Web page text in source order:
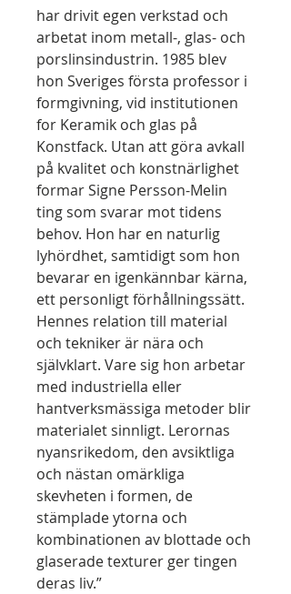
har drivit egen verkstad och
arbetat inom metall-, glas- och
porslinsindustrin. 1985 blev
hon Sveriges första professor i
formgivning, vid institutionen
for Keramik och glas på
Konstfack. Utan att göra avkall
på kvalitet och konstnärlighet
formar Signe Persson-Melin
ting som svarar mot tidens
behov. Hon har en naturlig
lyhördhet, samtidigt som hon
bevarar en igenkännbar kärna,
ett personligt förhållningssätt.
Hennes relation till material
och tekniker är nära och
självklart. Vare sig hon arbetar
med industriella eller
hantverksmässiga metoder blir
materialet sinnligt. Lerornas
nyansrikedom, den avsiktliga
och nästan omärkliga
skevheten i formen, de
stämplade ytorna och
kombinationen av blottade och
glaserade texturer ger tingen
deras liv.”